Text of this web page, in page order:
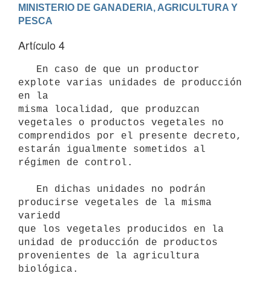
MINISTERIO DE GANADERIA, AGRICULTURA Y
PESCA
Artículo 4
explote varias unidades de producción
en la
misma localidad, que produzcan
vegetales o productos vegetales no
comprendidos por el presente decreto,
estarán igualmente sometidos al
régimen de control.
producirse vegetales de la misma
variedd
que los vegetales producidos en la
unidad de producción de productos
provenientes de la agricultura